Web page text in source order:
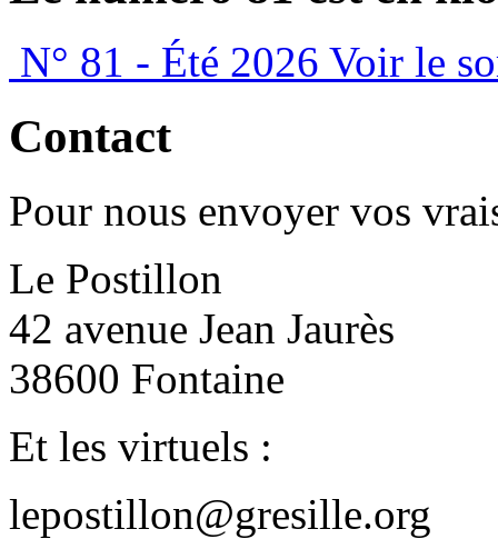
N° 81 - Été 2026 Voir le
Contact
Pour nous envoyer vos
Le Postillon
42 avenue Jean Jaurès
38600 Fontaine
Et les virtuels :
lepostillon@gresille.org